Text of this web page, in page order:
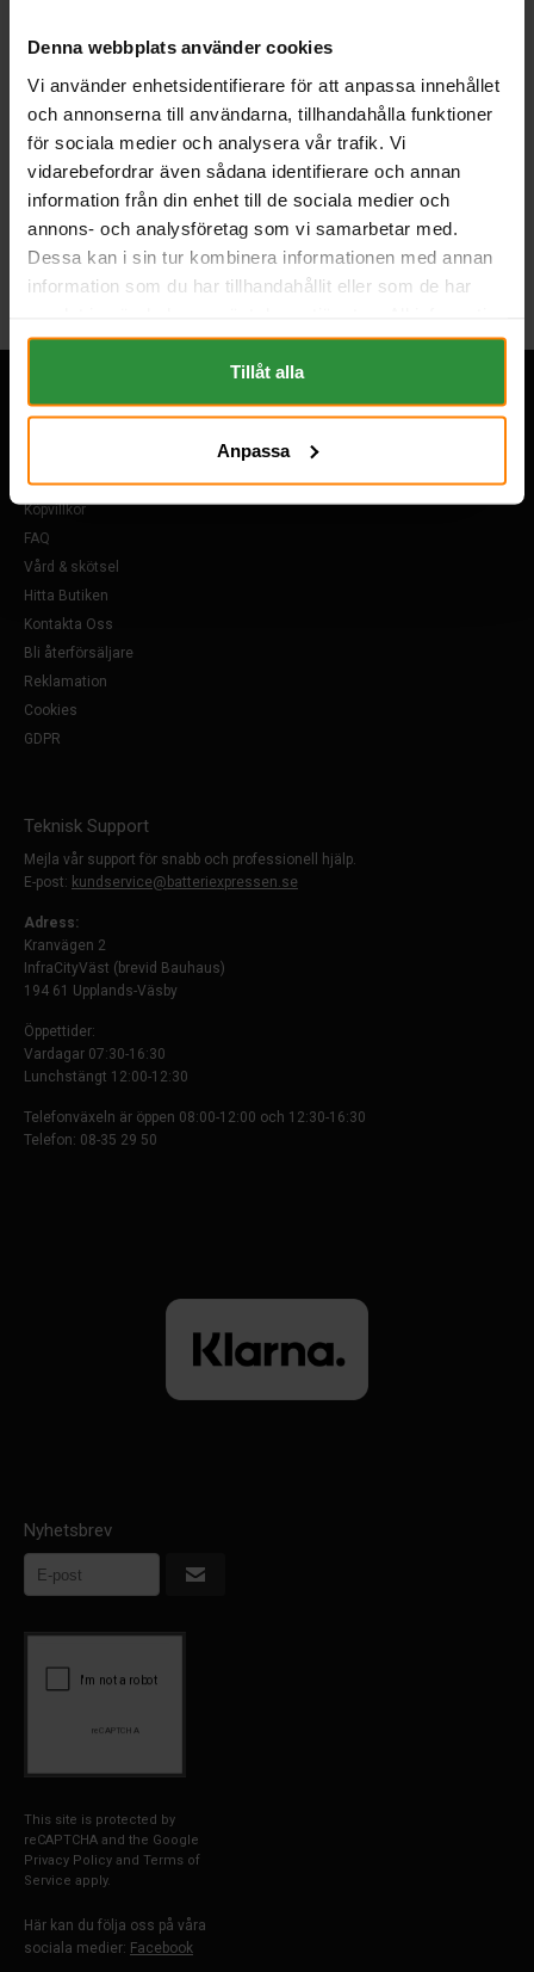
Denna webbplats använder cookies
Vi använder enhetsidentifierare för att anpassa innehållet
och annonserna till användarna, tillhandahålla funktioner
för sociala medier och analysera vår trafik. Vi
vidarebefordrar även sådana identifierare och annan
information från din enhet till de sociala medier och
annons- och analysföretag som vi samarbetar med.
Dessa kan i sin tur kombinera informationen med annan
information som du har tillhandahållit eller som de har
om "Cookies" och ditt val finner du på vår Cookie sida
längst ner i "footern" på sidan.
Tillåt alla
Anpassa
Polställning:1 (+ Vänster)
Poltyp:F
Artikelgrupp:MC
BESKRIVNING
Tillbaka
Om Oss
Köpvillkor
FAQ
Vård & skötsel
Hitta Butiken
Kontakta Oss
Bli återförsäljare
Reklamation
Cookies
GDPR
Teknisk Support
Mejla vår support för snabb och professionell hjälp.
E-post: kundservice@batteriexpressen.se
Adress:
Kranvägen 2
InfraCityVäst (brevid Bauhaus)
194 61 Upplands-Väsby
Öppettider:
Vardagar 07:30-16:30
Lunchstängt 12:00-12:30
Telefonväxeln är öppen 08:00-12:00 och 12:30-16:30
Telefon: 08-35 29 50
Nyhetsbrev
This site is protected by
reCAPTCHA and the Google
Privacy Policy and Terms of
Service apply.
Här kan du följa oss på våra
sociala medier: Facebook